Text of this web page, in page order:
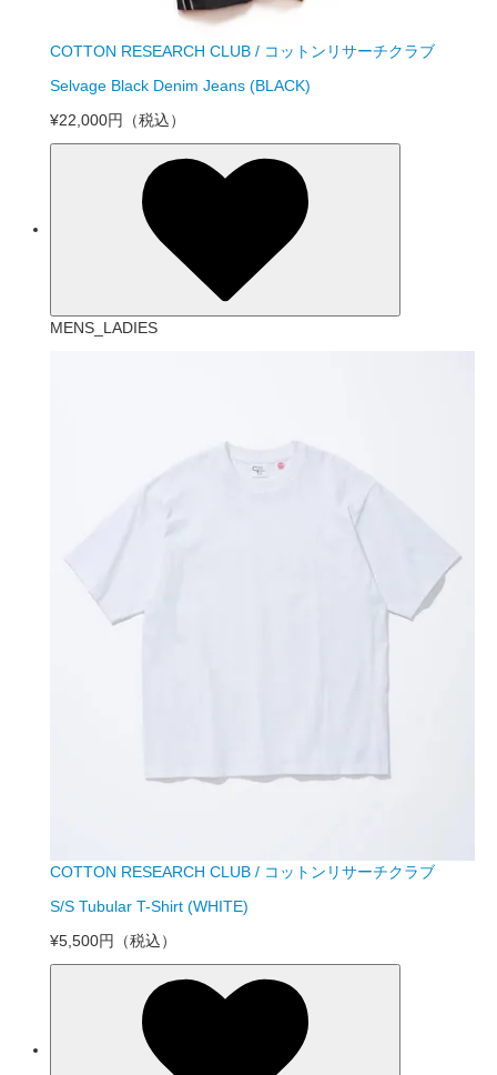
COTTON RESEARCH CLUB / コットンリサーチクラブ
Selvage Black Denim Jeans (BLACK)
¥22,000円
（税込）
MENS_LADIES
COTTON RESEARCH CLUB / コットンリサーチクラブ
S/S Tubular T-Shirt (WHITE)
¥5,500円
（税込）